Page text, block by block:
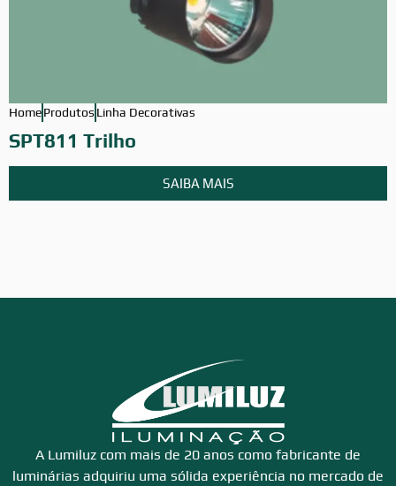
HomeProdutos Linha Decorativas
SPT811 Trilho
SAIBA MAIS
A Lumiluz com mais de 20 anos como fabricante de
luminárias adquiriu uma sólida experiência no mercado de